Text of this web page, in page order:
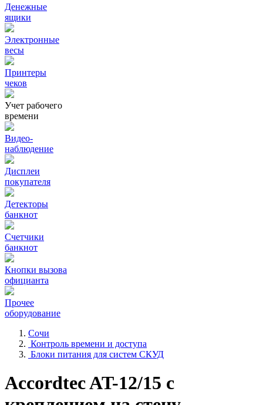
Денежные
ящики
Электронные
весы
Принтеры
чеков
Учет рабочего
времени
Видео‑
наблюдение
Дисплеи
покупателя
Детекторы
банкнот
Счетчики
банкнот
Кнопки вызова
официанта
Прочее
оборудование
Сочи
Контроль времени и доступа
Блоки питания для систем СКУД
Accordtec AT-12/15 с